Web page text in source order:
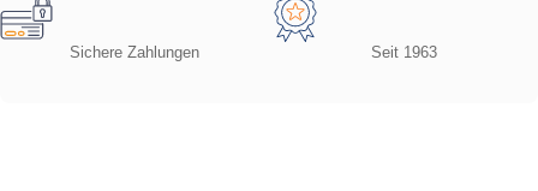
Sichere Zahlungen Seit 1963